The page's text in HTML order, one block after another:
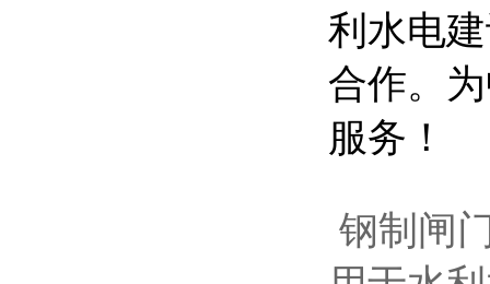
利水电
合作。
服务！
钢制 闸